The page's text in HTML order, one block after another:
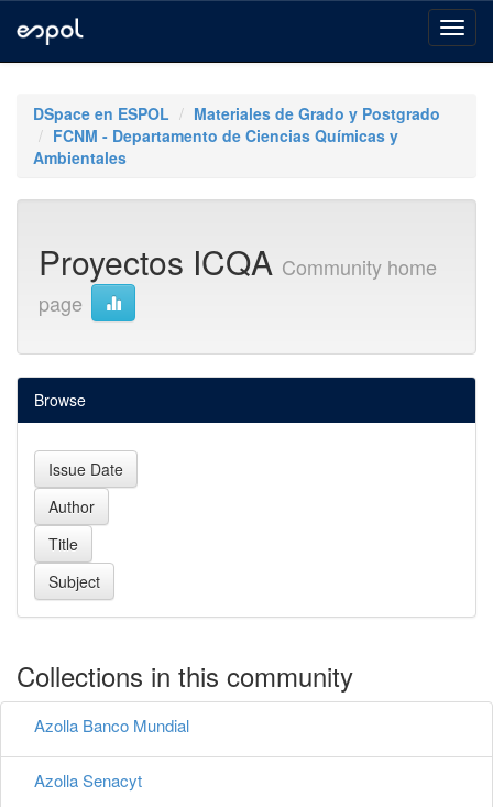
navigationDSpace en ESPOL
Materiales de Grado y Postgrado
FCNM - Departamento de Ciencias Químicas y
Ambientales
Proyectos ICQA Community home
page
Browse
Collections in this community
Azolla Banco Mundial
Azolla Senacyt